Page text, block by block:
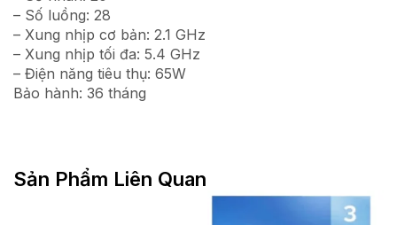
– Số luồng: 28
– Xung nhịp cơ bản: 2.1 GHz
– Xung nhịp tối đa: 5.4 GHz
– Điện năng tiêu thụ: 65W
Bảo hành: 36 tháng
Sản Phẩm Liên Quan